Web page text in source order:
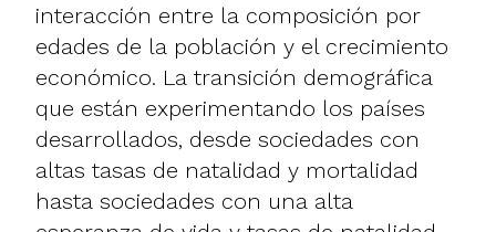
interacción entre la composición por
edades de la población y el crecimiento
económico. La transición demográfica
que están experimentando los países
desarrollados, desde sociedades con
altas tasas de natalidad y mortalidad
hasta sociedades con una alta